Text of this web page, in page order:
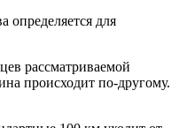
определяется для
рассматриваемой
происходит по-другому.